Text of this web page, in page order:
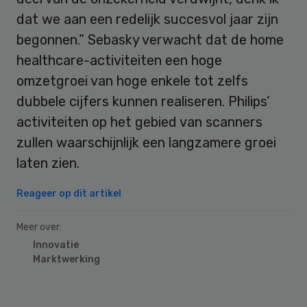
dat we aan een redelijk succesvol jaar zijn
begonnen.” Sebasky verwacht dat de home
healthcare-activiteiten een hoge
omzetgroei van hoge enkele tot zelfs
dubbele cijfers kunnen realiseren. Philips’
activiteiten op het gebied van scanners
zullen waarschijnlijk een langzamere groei
laten zien.
Reageer op dit artikel
Meer over:
Innovatie
Marktwerking